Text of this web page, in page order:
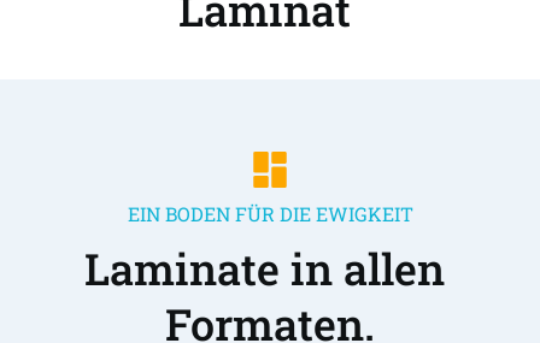
EIN BODEN FÜR DIE EWIGKEIT
Laminate in allen
Formaten.